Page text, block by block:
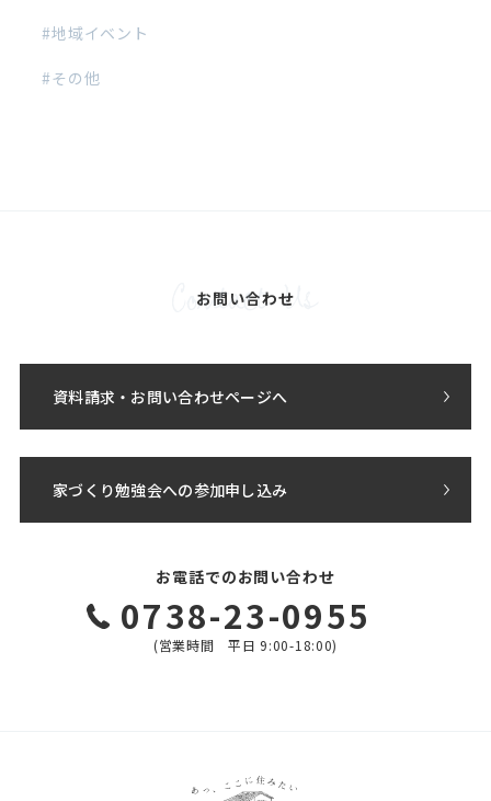
地域イベント
その他
お問い合わせ
資料請求・お問い合わせページへ
家づくり勉強会への参加申し込み
お電話でのお問い合わせ
0738-23-0955
(営業時間 平日 9:00-18:00)